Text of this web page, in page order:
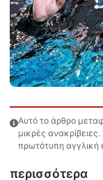
Αυτό το άρθρο
μικρές
πρωτότυπη αγγλική
περισσότερα